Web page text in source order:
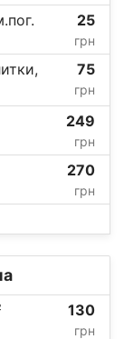
25
грн
75
грн
249
грн
270
грн
130
грн